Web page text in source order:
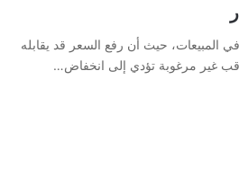
المبيعات، حيث أن رفع السعر قد يقابله
غير مرغوبة تؤدي إلى انخفاض…